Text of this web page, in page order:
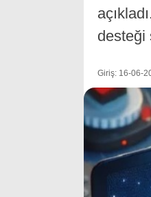
desteği
Giriş: 16-06-